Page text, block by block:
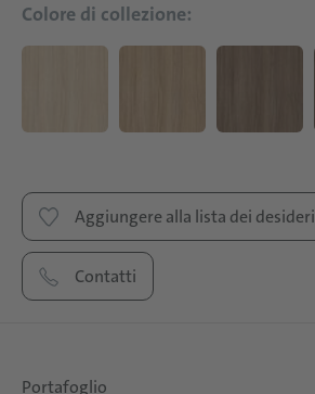
Colore di collezione:
Aggiungere alla lista dei desideri
Contatti
Portafoglio